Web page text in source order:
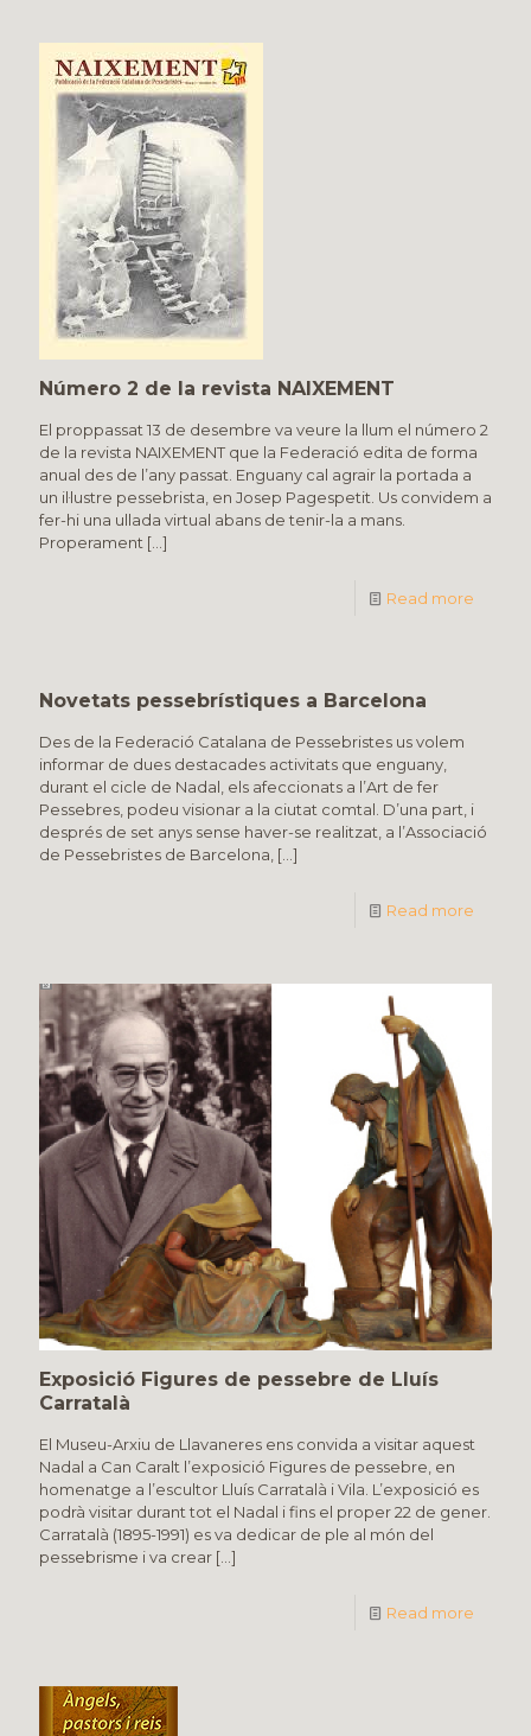
Número 2 de la revista NAIXEMENT
El proppassat 13 de desembre va veure la llum el número 2
de la revista NAIXEMENT que la Federació edita de forma
anual des de l’any passat. Enguany cal agrair la portada a
un il·lustre pessebrista, en Josep Pagespetit. Us convidem a
fer-hi una ullada virtual abans de tenir-la a mans.
Properament […]
Read more
Novetats pessebrístiques a Barcelona
Des de la Federació Catalana de Pessebristes us volem
informar de dues destacades activitats que enguany,
durant el cicle de Nadal, els afeccionats a l’Art de fer
Pessebres, podeu visionar a la ciutat comtal. D’una part, i
després de set anys sense haver-se realitzat, a l’Associació
de Pessebristes de Barcelona, […]
Read more
Exposició Figures de pessebre de Lluís
Carratalà
El Museu-Arxiu de Llavaneres ens convida a visitar aquest
Nadal a Can Caralt l’exposició Figures de pessebre, en
homenatge a l’escultor Lluís Carratalà i Vila. L’exposició es
podrà visitar durant tot el Nadal i fins el proper 22 de gener.
Carratalà (1895-1991) es va dedicar de ple al món del
pessebrisme i va crear […]
Read more